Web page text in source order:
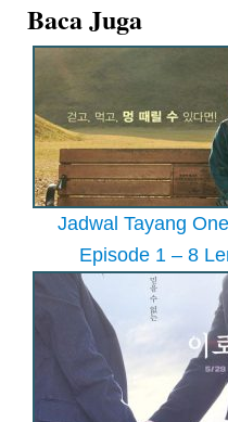
Baca Juga
Jadwal Tayang
Episode 1 – 8